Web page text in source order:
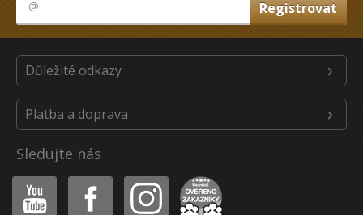
Důležité odkazy
Platba a doprava
Sledujte nás
Youtube Facebook Instagram Heureka